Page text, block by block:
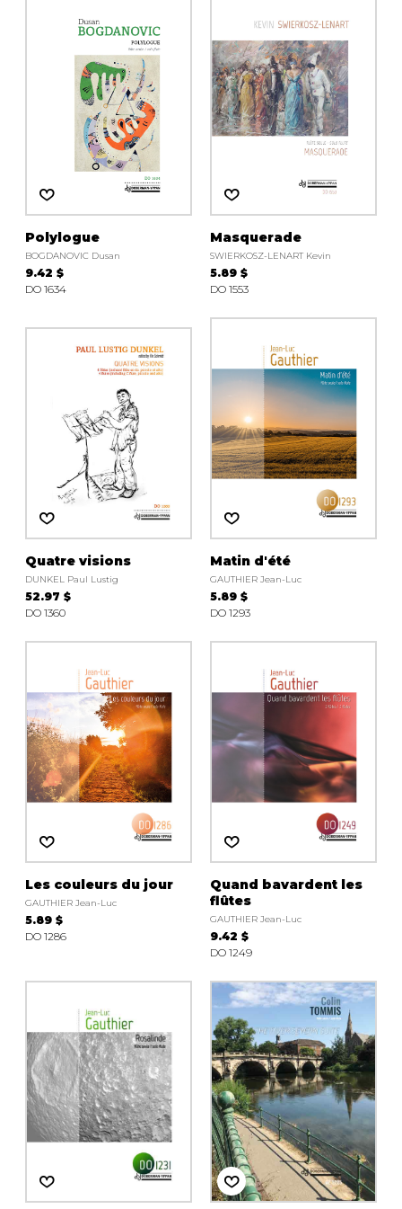
AUTRES PRODUITS
Polylogue
BOGDANOVIC Dusan
9.42 $
DO 1634
Masquerade
SWIERKOSZ-LENART Kevin
5.89 $
DO 1553
Quatre visions
DUNKEL Paul Lustig
52.97 $
DO 1360
Matin d'été
GAUTHIER Jean-Luc
5.89 $
DO 1293
Les couleurs du jour
GAUTHIER Jean-Luc
5.89 $
DO 1286
Quand bavardent les
flûtes
GAUTHIER Jean-Luc
9.42 $
DO 1249